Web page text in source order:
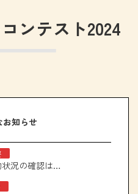
ンテスト2024
お知らせ
＼南の駅やえせ会議室の予約状況の確認はこちら！／